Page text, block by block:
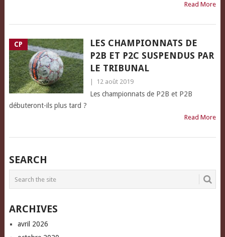
Read More
CP
LES CHAMPIONNATS DE
P2B ET P2C SUSPENDUS PAR
LE TRIBUNAL
12 août 2019
Les championnats de P2B et P2B
débuteront-ils plus tard ?
Read More
SEARCH
ARCHIVES
avril 2026